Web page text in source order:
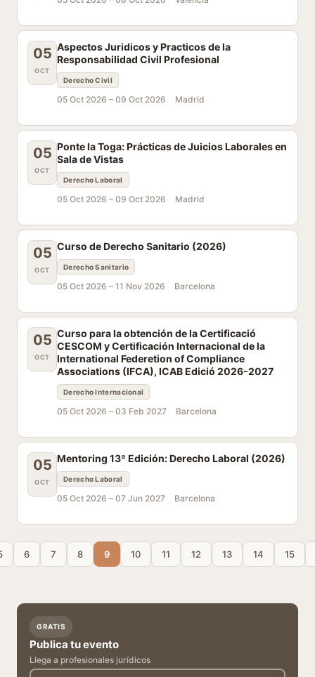
05
OCT
Aspectos Juridicos y Practicos de la
Responsabilidad Civil Profesional
Derecho Civil
05 Oct 2026 – 09 Oct 2026 Madrid
05
OCT
Ponte la Toga: Prácticas de Juicios Laborales en
Sala de Vistas
Derecho Laboral
05 Oct 2026 – 09 Oct 2026 Madrid
05
OCT
Curso de Derecho Sanitario (2026)
Derecho Sanitario
05 Oct 2026 – 11 Nov 2026 Barcelona
05
OCT
Curso para la obtención de la Certificació
CESCOM y Certificación Internacional de la
International Federetion of Compliance
Associations (IFCA), ICAB Edició 2026-2027
Derecho Internacional
05 Oct 2026 – 03 Feb 2027 Barcelona
05
OCT
Mentoring 13ª Edición: Derecho Laboral (2026)
Derecho Laboral
05 Oct 2026 – 07 Jun 2027 Barcelona
6 7 8 9 10 11 12 13 14 15
GRATIS
Publica tu evento
Llega a profesionales jurídicos